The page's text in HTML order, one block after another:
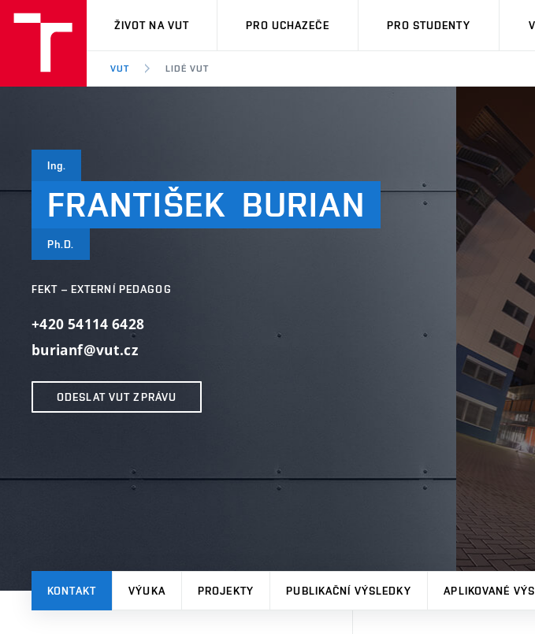
VUT
ŽIVOT NA VUT PRO UCHAZEČE PRO STUDENTY
VUT LIDÉ VUT
Ing.
FRANTIŠEK BURIAN
Ph.D.
FEKT – EXTERNÍ PEDAGOG
+420 54114 6428
burianf@vut.cz
ODESLAT VUT ZPRÁVU
KONTAKT VÝUKA PROJEKTY PUBLIKAČNÍ VÝSLEDKY APLIKOVANÉ